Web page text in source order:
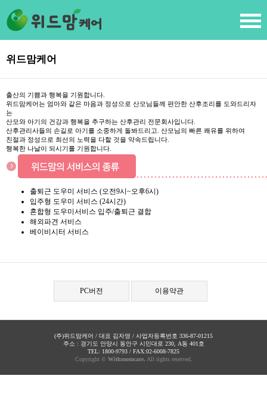
위드맘케어
출산의 기쁨과 행복을 기원합니다.
위드맘케어는 엄마와 같은 마음과 정성으로 산모님들께 편안한 산후조리를 도와드리자
는
산모와 아기의 건강과 행복을 추구하는 산후관리 전문회사입니다.
산후관리사들의 손길로 아기를 소중하게 돌봐드리고. 산모님의 빠른 쾌유를 위하여
친절과 정성으로 최선의 노력을 다할 것을 약속드립니다.
행복한 나날이 되시기를 기원합니다.
출퇴근 도우미 서비스 (오전9시~오후6시)
입주형 도우미 서비스 (24시간)
혼합형 도우미서비스 입주/출퇴근 결합
해외파견 서비스
베이비시터 서비스
PC버전 이용약관
(주)위드맘케어 / 대표 김자영 / 사업자등록번호 336-87-01215
주소 : 경기도 안양시 동안구 시민대로 230, A동 401호
TEL: 1800-9793 / FAX:02-6008-7825
Copyright © Withmomcare. All rights reserved.